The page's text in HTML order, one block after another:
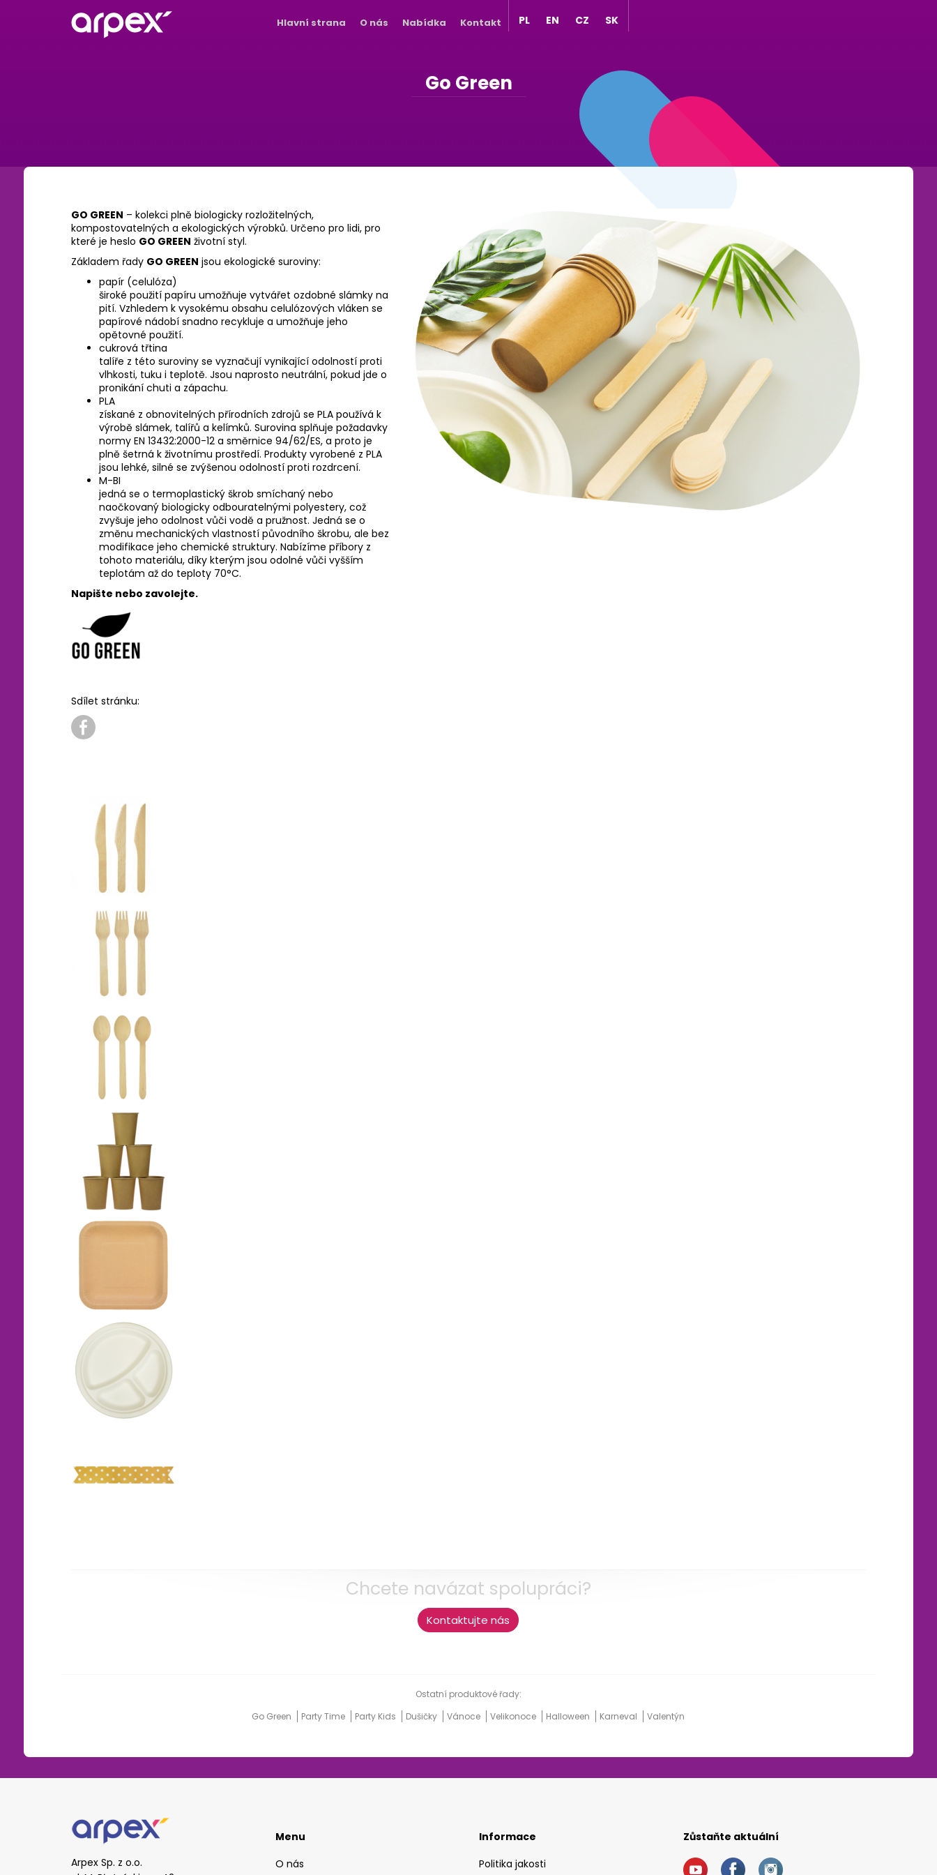
Hlavní strana O nás Nabídka Kontakt PL EN CZ SK
Go Green
GO GREEN – kolekci plně biologicky rozložitelných,
kompostovatelných a ekologických výrobků. Určeno pro lidi, pro
které je heslo GO GREEN životní styl.
Základem řady GO GREEN jsou ekologické suroviny:
papír (celulóza)
široké použití papíru umožňuje vytvářet ozdobné slámky na
pití. Vzhledem k vysokému obsahu celulózových vláken se
papírové nádobí snadno recykluje a umožňuje jeho
opětovné použití.
cukrová třtina
talíře z této suroviny se vyznačují vynikající odolností proti
vlhkosti, tuku i teplotě. Jsou naprosto neutrální, pokud jde o
pronikání chuti a zápachu.
PLA
získané z obnovitelných přírodních zdrojů se PLA používá k
výrobě slámek, talířů a kelímků. Surovina splňuje požadavky
normy EN 13432:2000-12 a směrnice 94/62/ES, a proto je
plně šetrná k životnímu prostředí. Produkty vyrobené z PLA
jsou lehké, silné se zvýšenou odolností proti rozdrcení.
M-BI
jedná se o termoplastický škrob smíchaný nebo
naočkovaný biologicky odbouratelnými polyestery, což
zvyšuje jeho odolnost vůči vodě a pružnost. Jedná se o
změnu mechanických vlastností původního škrobu, ale bez
modifikace jeho chemické struktury. Nabízíme příbory z
tohoto materiálu, díky kterým jsou odolné vůči vyšším
teplotám až do teploty 70°C.
Napište nebo zavolejte.
Sdílet stránku:
Chcete navázat spolupráci?
Kontaktujte nás
Ostatní produktové řady:
Go Green
Party Time Party Kids Dušičky Vánoce Velikonoce Halloween Karneval Valentýn
Arpex Sp. z o.o.
Menu
O nás
Informace
Politika jakosti
Zůstaňte aktuální